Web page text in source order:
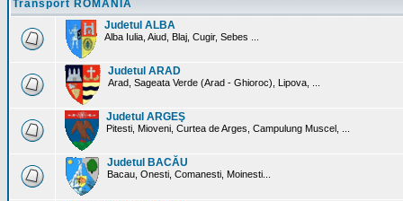
Transport ROMANIA
Judetul ALBA
Alba Iulia, Aiud, Blaj, Cugir, Sebes ...
Judetul ARAD
Arad, Sageata Verde (Arad - Ghioroc), Lipova, ...
Judetul ARGEŞ
Pitesti, Mioveni, Curtea de Arges, Campulung Muscel, ...
Judetul BACĂU
Bacau, Onesti, Comanesti, Moinesti...